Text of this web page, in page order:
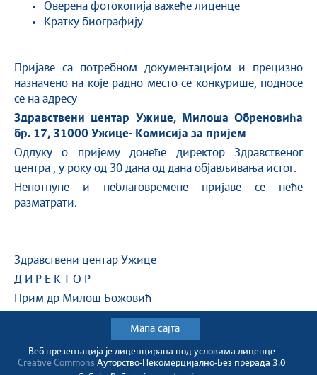
Оверена фотокопија важеће лиценце
Кратку биографију
Пријаве са потребном документацијом и прецизно
назначено на које радно место се конкурише, подносе
се на адресу
Здравствени центар Ужице, Милоша Обреновића
бр. 17, 31000 Ужице- Комисија за пријем
Одлуку о пријему донеће директор Здравственог
центра , у року од 30 дана од дана објављивања истог.
Непотпуне и неблаговремене пријаве се неће
разматрати.
Здравствени центар Ужице
Д И Р Е К Т О Р
Прим др Милош Божовић
Мапа сајта
Веб презентација jе лиценциранa под условима лиценце
Creative CommonsАуторство-Некомерцијално-Без прерада 3.0